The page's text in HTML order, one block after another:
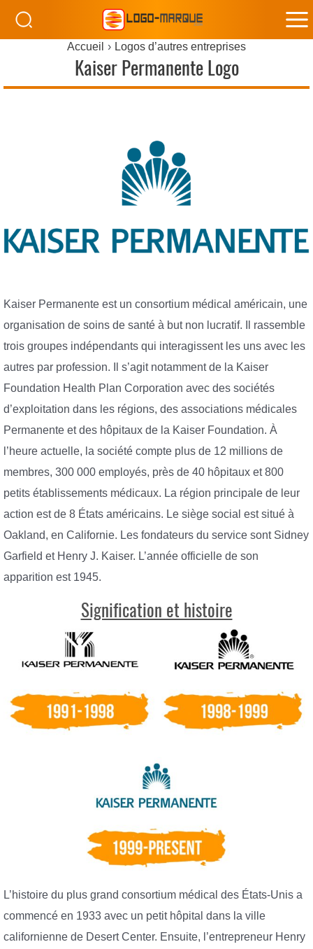
Accueil Logos d’autres entreprises
Kaiser Permanente Logo
Kaiser Permanente est un consortium médical américain, une
organisation de soins de santé à but non lucratif. Il rassemble
trois groupes indépendants qui interagissent les uns avec les
autres par profession. Il s’agit notamment de la Kaiser
Foundation Health Plan Corporation avec des sociétés
d’exploitation dans les régions, des associations médicales
Permanente et des hôpitaux de la Kaiser Foundation. À
l’heure actuelle, la société compte plus de 12 millions de
membres, 300 000 employés, près de 40 hôpitaux et 800
petits établissements médicaux. La région principale de leur
action est de 8 États américains. Le siège social est situé à
Oakland, en Californie. Les fondateurs du service sont Sidney
Garfield et Henry J. Kaiser. L’année officielle de son
apparition est 1945.
Signification et histoire
L’histoire du plus grand consortium médical des États-Unis a
commencé en 1933 avec un petit hôpital dans la ville
californienne de Desert Center. Ensuite, l’entrepreneur Henry